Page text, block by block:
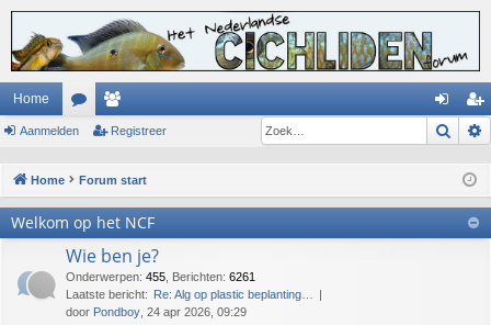
Home
or
m
s
ed an
el
eg
re
er
Aanmelden Registreer Zoek
Home Forum start
Welkom op het NCF
Wie ben je?
Onderwerpen: 455 Berichten: 6261
Laatste bericht: Re: Alg op plastic beplanting…
door Pondboy , 24 apr 2026, 09:29